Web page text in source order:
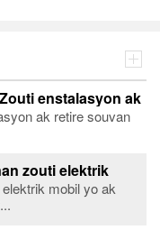
enstalasyon ak
ak retire souvan
zouti elektrik
mobil yo ak